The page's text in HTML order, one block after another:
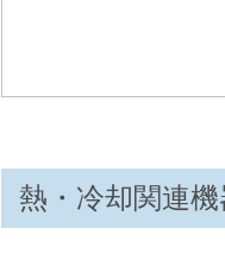
熱・冷却関連機